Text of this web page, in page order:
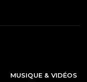
MUSIQUE & VIDÉOS